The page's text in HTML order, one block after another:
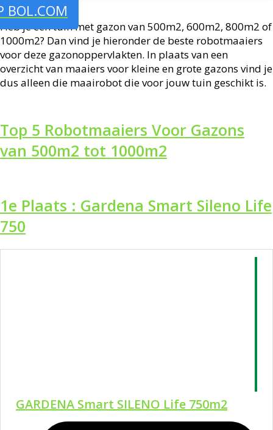
BOL.COM
Heb je een tuin met gazon van 500m2, 600m2, 800m2 of
1000m2? Dan vind je hieronder de beste robotmaaiers
voor deze gazonoppervlakten. In plaats van een
overzicht van maaiers voor kleine en grote gazons vind je
dus alleen die maairobot die voor jouw tuin geschikt is.
Top 5 Robotmaaiers Voor Gazons
van 500m2 tot 1000m2
1e Plaats : Gardena Smart Sileno Life
750
GARDENA Smart SILENO Life 750m2